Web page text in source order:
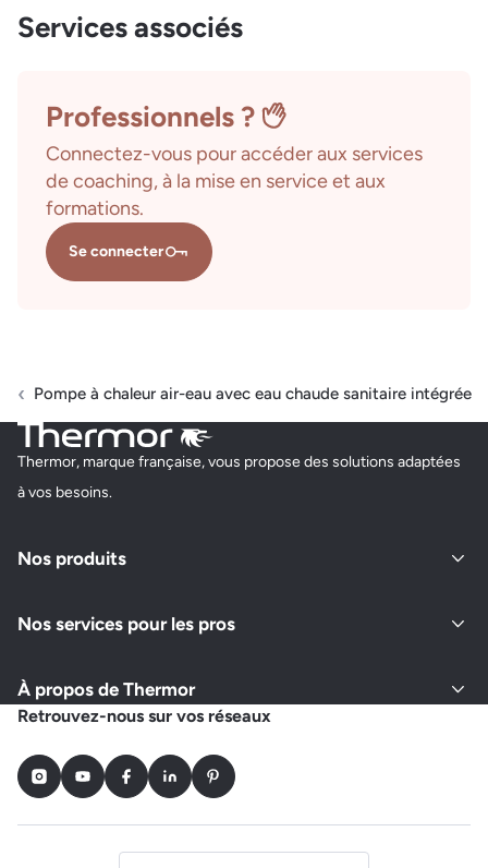
Services associés
Professionnels ?
Connectez-vous pour accéder aux services
de coaching, à la mise en service et aux
formations.
Se connecter
Pompe à chaleur air-eau avec eau chaude sanitaire intégrée
Thermor, marque française, vous propose des solutions adaptées
à vos besoins.
Nos produits
Nos services pour les pros
À propos de Thermor
Retrouvez-nous sur vos réseaux
InstagramYoutubeFacebookLinkedInPinterest